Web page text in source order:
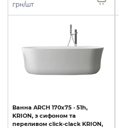
грн/шт
Ванна ARCH 170x75 · 51h,
KRION, з сифоном та
переливом сlick-clack KRION,